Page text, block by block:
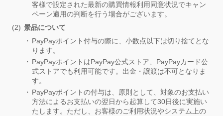
客様で設定された最新の購買情報利用同意状況でキャン
ペーン適用の判断を行う場合がございます。
景品について
PayPayポイント付与の際に、小数点以下は切り捨てとな
ります。
PayPayポイントはPayPay公式ストア、PayPayカード公
式ストアでも利用可能です。出金・譲渡は不可となりま
す。
PayPayポイントの付与は、原則として、対象のお支払い
方法によるお支払いの翌日から起算して30日後に実施い
たします。ただし、お客様のご利用状況やシステム上の